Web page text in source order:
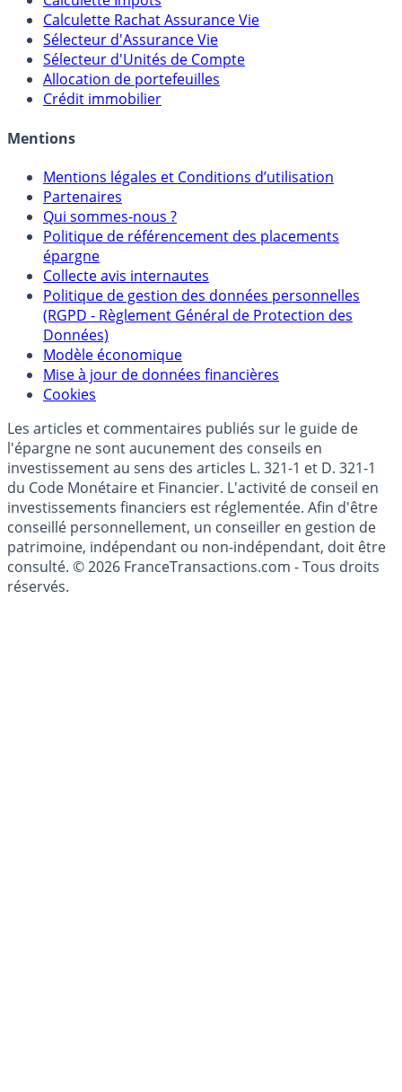
Calculateur d'intérêts
Calculette Impôts
Calculette Rachat Assurance Vie
Sélecteur d'Assurance Vie
Sélecteur d'Unités de Compte
Crédit immobilier
Mentions
Mentions légales et Conditions d’utilisation
Partenaires
Qui sommes-nous ?
Politique de référencement des placements
épargne
Collecte avis internautes
Politique de gestion des données personnelles
(RGPD - Règlement Général de Protection des
Données)
Modèle économique
Cookies
Les articles et commentaires publiés sur le guide de
l'épargne ne sont aucunement des conseils en
investissement au sens des articles L. 321-1 et D. 321-1
du Code Monétaire et Financier. L'activité de conseil en
investissements financiers est réglementée. Afin d'être
conseillé personnellement, un conseiller en gestion de
patrimoine, indépendant ou non-indépendant, doit être